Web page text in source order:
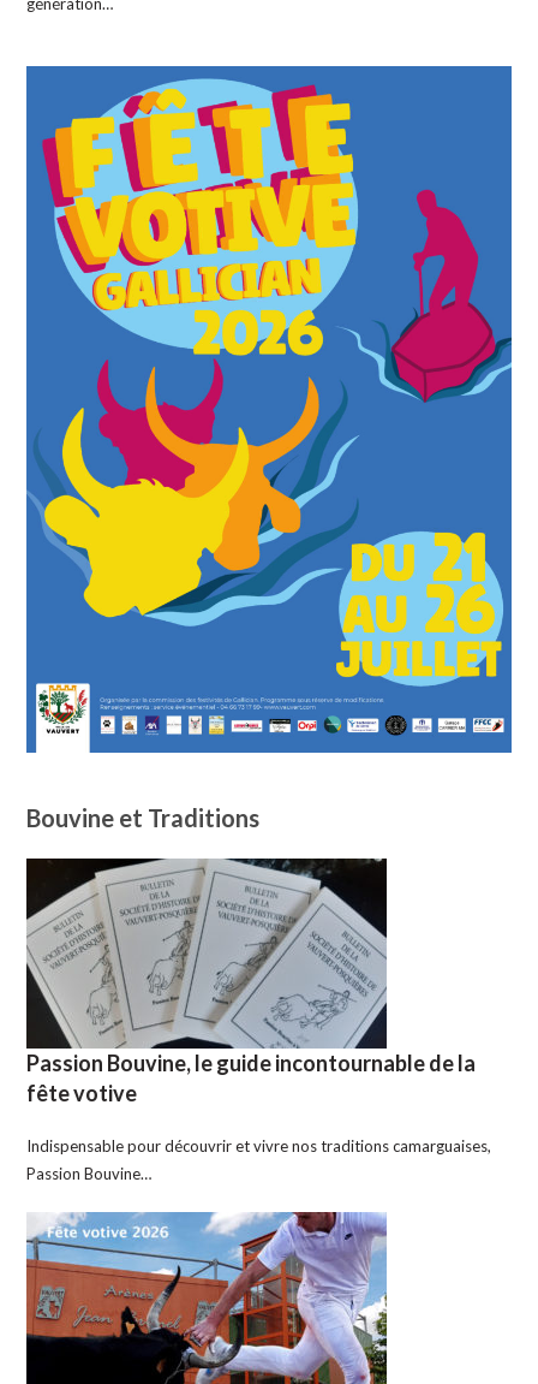
génération…
Bouvine et Traditions
Passion Bouvine, le guide incontournable de la
fête votive
Indispensable pour découvrir et vivre nos traditions camarguaises,
Passion Bouvine…